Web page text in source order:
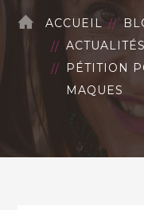
ACCUEIL
PÉTITION
MAQUES